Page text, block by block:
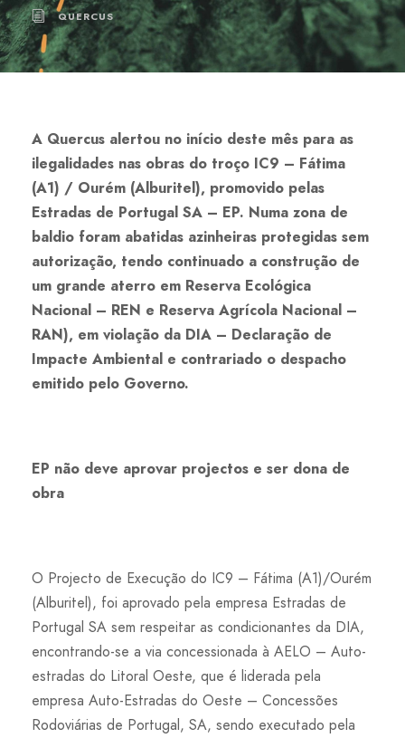
QUERCUS
A Quercus alertou no início deste mês para as
ilegalidades nas obras do troço IC9 – Fátima
(A1) / Ourém (Alburitel), promovido pelas
Estradas de Portugal SA – EP. Numa zona de
baldio foram abatidas azinheiras protegidas sem
autorização, tendo continuado a construção de
um grande aterro em Reserva Ecológica
Nacional – REN e Reserva Agrícola Nacional –
RAN), em violação da DIA – Declaração de
Impacte Ambiental e contrariado o despacho
emitido pelo Governo.
EP não deve aprovar projectos e ser dona de
obra
O Projecto de Execução do IC9 – Fátima (A1)/Ourém
(Alburitel), foi aprovado pela empresa Estradas de
Portugal SA sem respeitar as condicionantes da DIA,
encontrando-se a via concessionada à AELO – Auto-
estradas do Litoral Oeste, que é liderada pela
empresa Auto-Estradas do Oeste – Concessões
Rodoviárias de Portugal, SA, sendo executado pela